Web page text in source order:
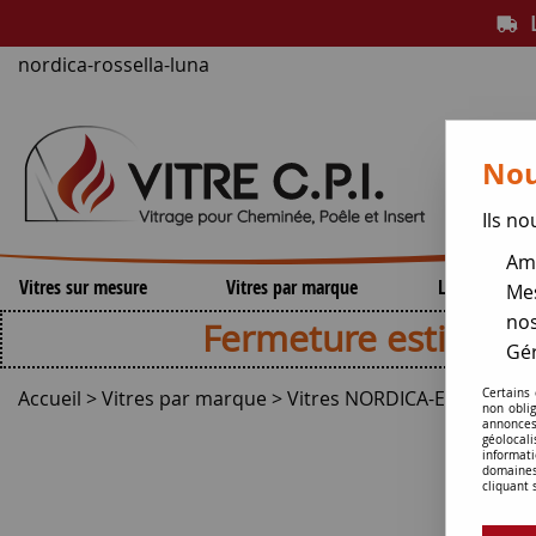
nordica-rossella-luna
Vitres sur mesure Vitres par marque Lamelles de
Fermeture estivale ,
Accueil >Vitres par marque >Vitres NORDICA-
Ils
Certains
non
cliquant